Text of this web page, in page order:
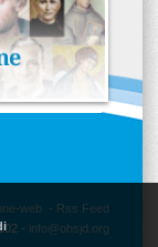
web - Rss Feed
- info@ohsjd.org